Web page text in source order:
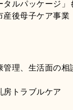
ルパッケージ」
産後母子ケア事業
管理、生活面の相
房トラブルケア